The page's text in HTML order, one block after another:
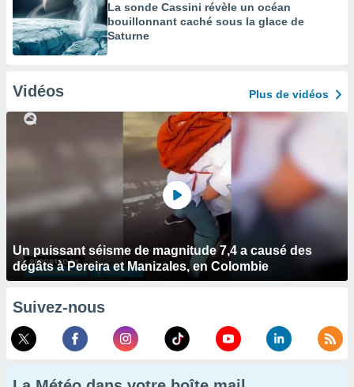
La sonde Cassini révèle un océan
bouillonnant caché sous la glace de
Saturne
Vidéos Plus de vidéos
Un puissant séisme de magnitude 7,4 a causé des
dégâts à Pereira et Manizales, en Colombie
Suivez-nous